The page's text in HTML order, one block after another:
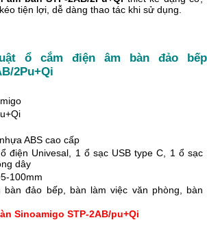
tiện lợi, dễ dàng thao tác khi sử dụng.
ổ cắm điện âm bàn đảo bếp
2Pu+Qi
ABS cao cấp
điện Univesal, 1 ổ sạc USB type C, 1 ổ sạc
dây
100mm
đảo bếp, bàn làm việc văn phòng, bàn
Sinoamigo STP-2AB/pu+Qi